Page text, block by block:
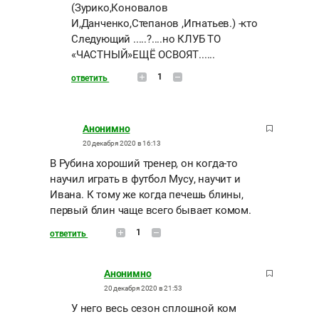
(Зурико,Коновалов
И,Данченко,Степанов ,Игнатьев.) -кто
Следующий .....?....но КЛУБ ТО
«ЧАСТНЫЙ»ЕЩЁ ОСВОЯТ......
ответить 1
Анонимно
20 декабря 2020 в 16:13
В Рубина хороший тренер, он когда-то
научил играть в футбол Мусу, научит и
Ивана. К тому же когда печешь блины,
первый блин чаще всего бывает комом.
ответить 1
Анонимно
20 декабря 2020 в 21:53
У него весь сезон сплошной ком